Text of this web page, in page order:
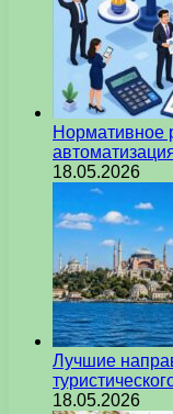
Нормативное
18.05.2026
Лучшие
18.05.2026